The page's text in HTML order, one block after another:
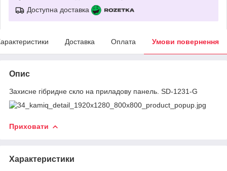
Доступна доставка
Доставка Оплата Умови повернення
Опис
Захисне гібридне скло на приладову панель. SD-1231-G
Приховати
Характеристики